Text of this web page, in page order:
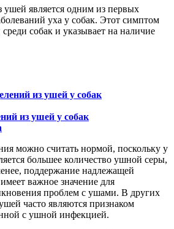
является одним из первых
уха у собак. Этот симптом
собак и указывает на наличие
из ушей у собак
из ушей у собак
можно считать нормой, поскольку у
большее количество ушной серы,
поддержание надлежащей
важное значение для
проблем с ушами. В других
часто являются признаком
с ушной инфекцией.